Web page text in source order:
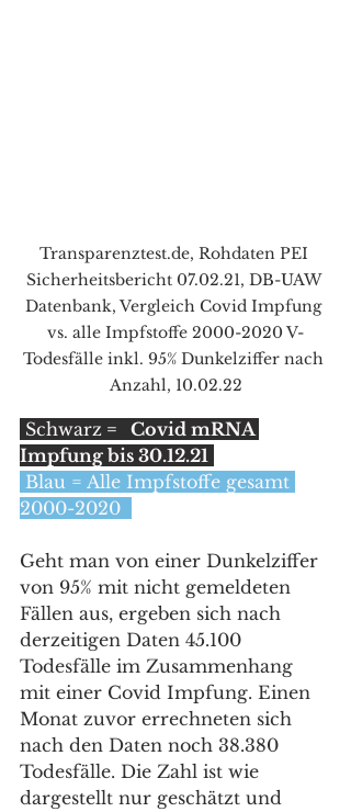
Transparenztest.de, Rohdaten PEI
Sicherheitsbericht 07.02.21, DB-UAW
Datenbank, Vergleich Covid Impfung
vs. alle Impfstoffe 2000-2020 V-
Todesfälle inkl. 95% Dunkelziffer nach
Anzahl, 10.02.22
Schwarz =   Covid mRNA
Impfung bis 30.12.21
2000-2020
Geht man von einer Dunkelziffer
von 95% mit nicht gemeldeten
Fällen aus, ergeben sich nach
derzeitigen Daten 45.100
Todesfälle im Zusammenhang
mit einer Covid Impfung. Einen
Monat zuvor errechneten sich
nach den Daten noch 38.380
Todesfälle. Die Zahl ist wie
dargestellt nur geschätzt und